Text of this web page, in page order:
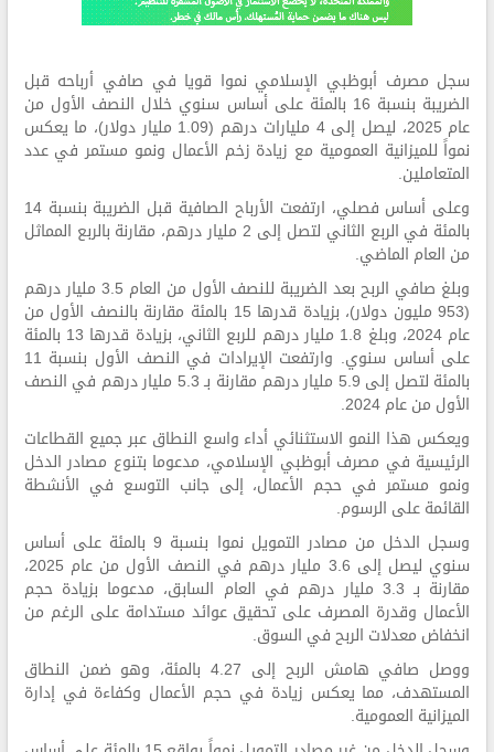
سجل مصرف أبوظبي الإسلامي نموا قويا في صافي أرباحه قبل
الضريبة بنسبة 16 بالمئة على أساس سنوي خلال النصف الأول من
عام 2025، ليصل إلى 4 مليارات درهم (1.09 مليار دولار)، ما يعكس
نمواً للميزانية العمومية مع زيادة زخم الأعمال ونمو مستمر في عدد
المتعاملين.
وعلى أساس فصلي، ارتفعت الأرباح الصافية قبل الضريبة بنسبة 14
بالمئة في الربع الثاني لتصل إلى 2 مليار درهم، مقارنة بالربع المماثل
من العام الماضي.
وبلغ صافي الربح بعد الضريبة للنصف الأول من العام 3.5 مليار درهم
(953 مليون دولار)، بزيادة قدرها 15 بالمئة مقارنة بالنصف الأول من
عام 2024، وبلغ 1.8 مليار درهم للربع الثاني، بزيادة قدرها 13 بالمئة
على أساس سنوي. وارتفعت الإيرادات في النصف الأول بنسبة 11
بالمئة لتصل إلى 5.9 مليار درهم مقارنة بـ 5.3 مليار درهم في النصف
الأول من عام 2024.
ويعكس هذا النمو الاستثنائي أداء واسع النطاق عبر جميع القطاعات
الرئيسية في مصرف أبوظبي الإسلامي، مدعوما بتنوع مصادر الدخل
ونمو مستمر في حجم الأعمال، إلى جانب التوسع في الأنشطة
القائمة على الرسوم.
وسجل الدخل من مصادر التمويل نموا بنسبة 9 بالمئة على أساس
سنوي ليصل إلى 3.6 مليار درهم في النصف الأول من عام 2025،
مقارنة بـ 3.3 مليار درهم في العام السابق، مدعوما بزيادة حجم
الأعمال وقدرة المصرف على تحقيق عوائد مستدامة على الرغم من
انخفاض معدلات الربح في السوق.
ووصل صافي هامش الربح إلى 4.27 بالمئة، وهو ضمن النطاق
المستهدف، مما يعكس زيادة في حجم الأعمال وكفاءة في إدارة
الميزانية العمومية.